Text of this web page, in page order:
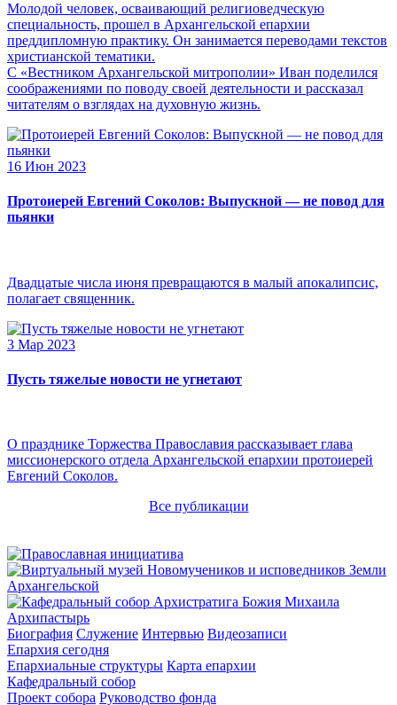
Молодой человек, осваивающий религиоведческую
специальность, прошел в Архангельской епархии
преддипломную практику. Он занимается переводами текстов
христианской тематики.
С «Вестником Архангельской митрополии» Иван поделился
соображениями по поводу своей деятельности и рассказал
читателям о взглядах на духовную жизнь.
16 Июн 2023
Протоиерей Евгений Соколов: Выпускной — не повод для
пьянки
Двадцатые числа июня превращаются в малый апокалипсис,
полагает священник.
3 Мар 2023
Пусть тяжелые новости не угнетают
О празднике Торжества Православия рассказывает глава
миссионерского отдела Архангельской епархии протоиерей
Евгений Соколов.
Все публикации
Архипастырь
Биография Служение Интервью Видеозаписи
Епархия сегодня
Епархиальные структуры Карта епархии
Кафедральный собор
Проект собора Руководство фонда